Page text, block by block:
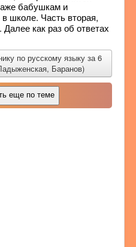
бабушкам и
школе. Часть вторая,
как раз об ответах
по русскому языку за 6
Баранов)
еще по теме